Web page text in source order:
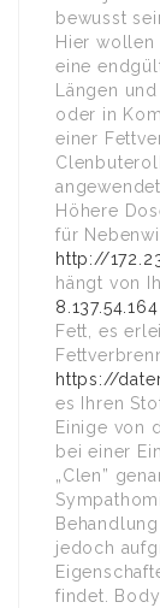
bewusst
Hier wollen
eine
Längen
oder in
einer
Höhere
für
http://
hängt von
8.137.54.164
Fett, es
https://
es Ihren
Einige von
bei einer
„Clen”
jedoch
findet.